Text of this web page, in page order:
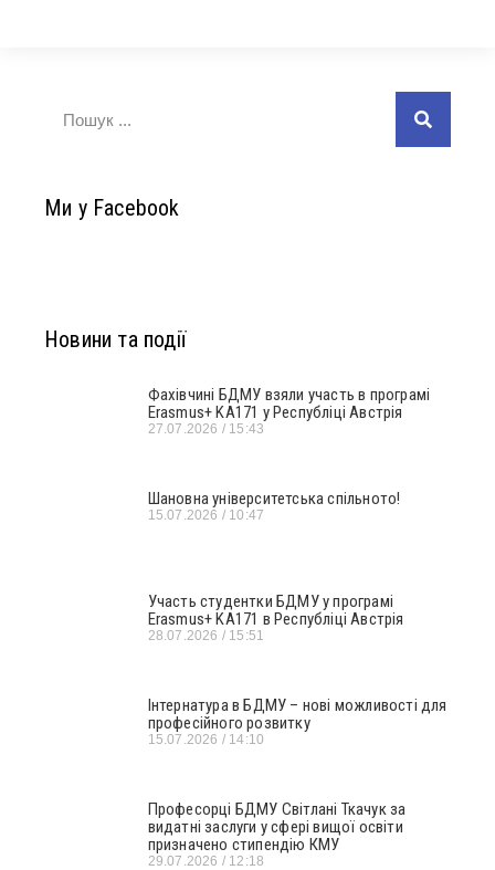
Ми у Facebook
Новини та події
Фахівчині БДМУ взяли участь в програмі
Erasmus+ KA171 у Республіці Австрія
27.07.2026 15:43
Шановна університетська спільното!
15.07.2026 10:47
Участь студентки БДМУ у програмі
Erasmus+ KA171 в Республіці Австрія
28.07.2026 15:51
Інтернатура в БДМУ – нові можливості для
професійного розвитку
15.07.2026 14:10
Професорці БДМУ Світлані Ткачук за
видатні заслуги у сфері вищої освіти
призначено стипендію КМУ
29.07.2026 12:18